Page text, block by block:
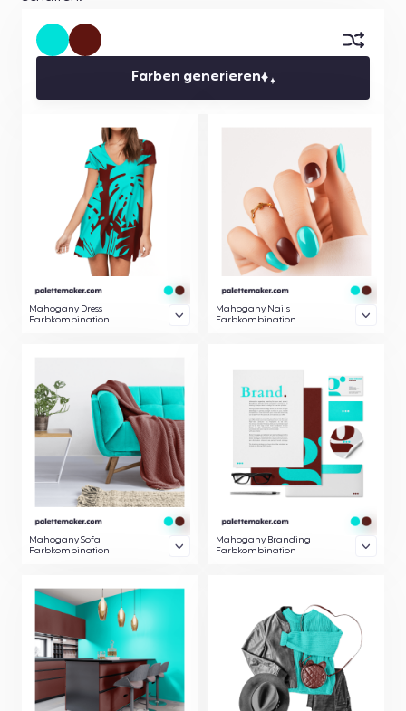
Farben generieren
Mahogany Dress
Farbkombination
Mahogany Nails
Farbkombination
Mahogany Sofa
Farbkombination
Mahogany Branding
Farbkombination